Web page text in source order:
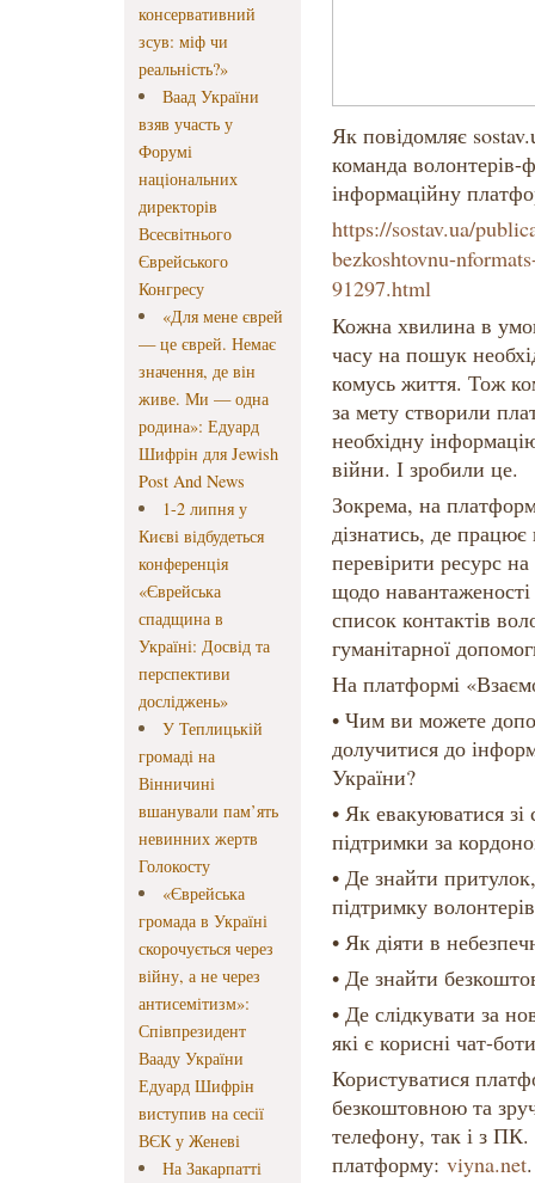
консервативний
зсув: міф чи
реальність?»
Ваад України
взяв участь у
Форумі
національних
директорів
Всесвітнього
Єврейського
Конгресу
«Для мене єврей
— це єврей. Немає
значення, де він
живе. Ми — одна
родина»: Едуард
Шифрін для Jewish
Post And News
1-2 липня у
Києві відбудеться
конференція
«Єврейська
спадщина в
Україні: Досвід та
перспективи
досліджень»
У Теплицькій
громаді на
Вінничині
вшанували пам’ять
невинних жертв
Голокосту
«Єврейська
громада в Україні
скорочується через
війну, а не через
антисемітизм»:
Співпрезидент
Вааду України
Едуард Шифрін
виступив на сесії
ВЄК у Женеві
На Закарпатті
Як повідомляє
команда волонтерів-
інформаційну
https://sostav.ua/
bezkoshtovnu-
91297.html
Кожна хвилина в
часу на пошук
комусь життя. Тож
за мету створили
необхідну
війни. І зробили це.
Зокрема, на
дізнатись, де
перевірити ресурс на
щодо
список контактів
гуманітарної
На платформі
• Чим ви можете
долучитися до
України?
• Як евакуюватися зі
підтримки за
• Де знайти
підтримку
• Як діяти в
• Де знайти
• Де слідкувати за
які є корисні чат-
Користуватися
безкоштовною та
телефону, так і з
платформу: viyna.net.